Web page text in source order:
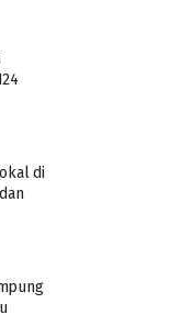
di